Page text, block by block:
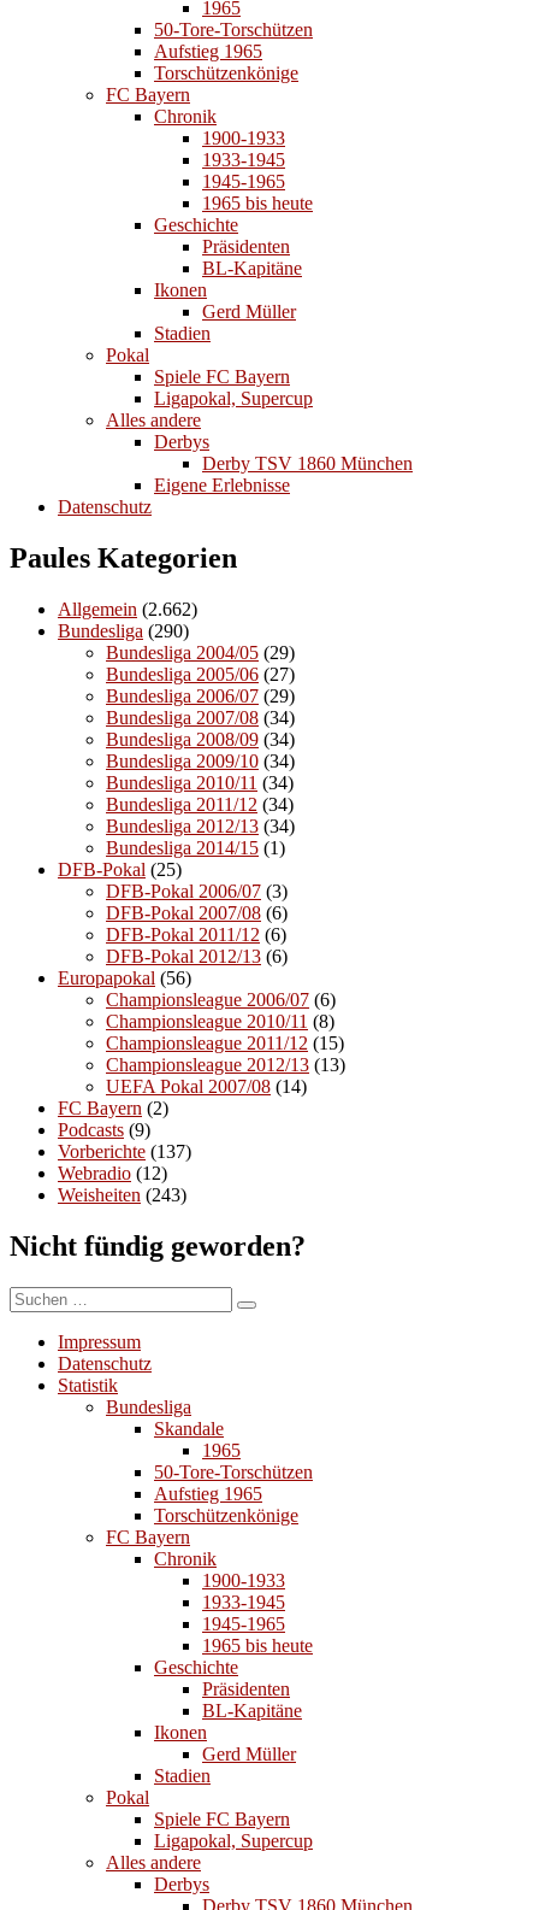
1965
50-Tore-Torschützen
Aufstieg 1965
Torschützenkönige
FC Bayern
Chronik
1900-1933
1933-1945
1945-1965
1965 bis heute
Geschichte
Präsidenten
BL-Kapitäne
Ikonen
Gerd Müller
Stadien
Pokal
Spiele FC Bayern
Ligapokal, Supercup
Alles andere
Derbys
Derby TSV 1860 München
Eigene Erlebnisse
Datenschutz
Paules Kategorien
Allgemein (2.662)
Bundesliga (290)
Bundesliga 2004/05 (29)
Bundesliga 2005/06 (27)
Bundesliga 2006/07 (29)
Bundesliga 2007/08 (34)
Bundesliga 2008/09 (34)
Bundesliga 2009/10 (34)
Bundesliga 2010/11 (34)
Bundesliga 2011/12 (34)
Bundesliga 2012/13 (34)
Bundesliga 2014/15 (1)
DFB-Pokal (25)
DFB-Pokal 2006/07 (3)
DFB-Pokal 2007/08 (6)
DFB-Pokal 2011/12 (6)
DFB-Pokal 2012/13 (6)
Europapokal (56)
Championsleague 2006/07 (6)
Championsleague 2010/11 (8)
Championsleague 2011/12 (15)
Championsleague 2012/13 (13)
UEFA Pokal 2007/08 (14)
FC Bayern (2)
Podcasts (9)
Vorberichte (137)
Webradio (12)
Weisheiten (243)
Nicht fündig geworden?
Suchen
nach:
Suchen
Impressum
Datenschutz
Statistik
Bundesliga
Skandale
1965
50-Tore-Torschützen
Aufstieg 1965
Torschützenkönige
FC Bayern
Chronik
1900-1933
1933-1945
1945-1965
1965 bis heute
Geschichte
Präsidenten
BL-Kapitäne
Ikonen
Gerd Müller
Stadien
Pokal
Spiele FC Bayern
Ligapokal, Supercup
Alles andere
Derbys
Derby TSV 1860 München